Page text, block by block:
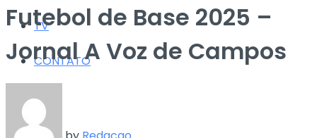
TV
CONTATO
Futebol de Base 2025 –
Jornal A Voz de Campos